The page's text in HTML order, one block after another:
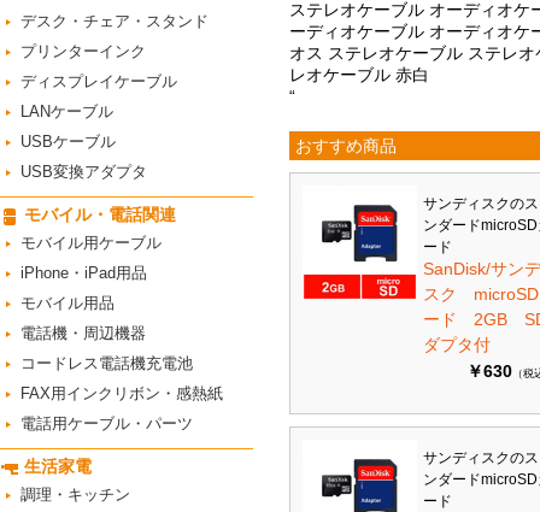
デスク・チェア・スタンド
プリンターインク
ディスプレイケーブル
LANケーブル
USBケーブル
USB変換アダプタ
モバイル・電話関連
モバイル用ケーブル
iPhone・iPad用品
モバイル用品
電話機・周辺機器
コードレス電話機充電池
FAX用インクリボン・感熱紙
電話用ケーブル・パーツ
生活家電
調理・キッチン
ステレオケーブル オーディオ
ーディオケーブル オーディオ
オス ステレオケーブル ステレ
レオケーブル 赤白
“
おすすめ商品
サンディスクの
ンダード
ード
SanDisk/サン
スク
ード 2GB
ダプタ付
￥630 （税
サンディスクの
ンダード
ード